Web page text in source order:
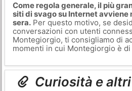
Come regola generale, il più
siti di svago su Internet avviene
sera.Per questo motivo, se
conversazioni con utenti
Montegiorgio, ti consigliamo di
momenti in cui Montegiorgio è
Curiosità e